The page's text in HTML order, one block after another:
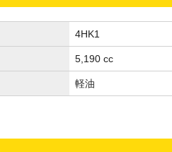
4HK1
5,190 cc
軽油